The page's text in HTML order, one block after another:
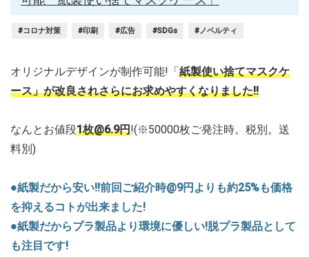
#コロナ対策 #印刷 #広告 #SDGs #ノベルティ
オリジナルデザインが制作可能!「紙製使い捨てマスクケ
ース」が改良されさらにお求めやすくなりました!!
なんとお値段1枚@6.9円!(※50000枚ご発注時。税別。送
料別)
●紙製だから安い!!前回ご紹介時@9円よりも約25%も価格
を抑えるコトが出来ました!
●紙製だからプラ製品より環境に優しい!脱プラ製品として
も注目です!